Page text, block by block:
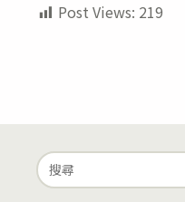
Post Views: 219
Search
for: